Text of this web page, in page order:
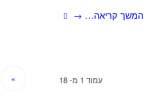
המשך קריאה… →
עמוד 1 מ- 18 »